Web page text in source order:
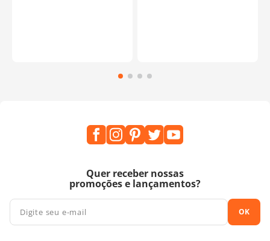
Quer receber nossas
promoções e lançamentos?
OK